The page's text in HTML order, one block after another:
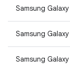
Samsung
Samsung
Samsung